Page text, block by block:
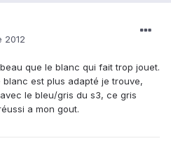
2012
que le blanc qui fait trop jouet.
est plus adapté je trouve,
le bleu/gris du s3, ce gris
a mon gout.